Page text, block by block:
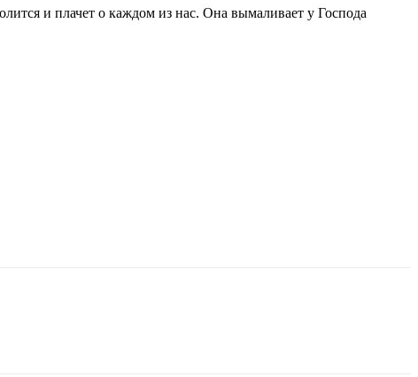
и плачет о каждом из нас. Она вымаливает у Господа